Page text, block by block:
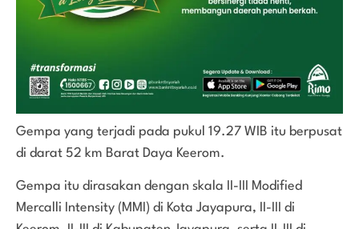
Gempa yang terjadi pada pukul 19.27 WIB itu berpusat
di darat 52 km Barat Daya Keerom.
Gempa itu dirasakan dengan skala II-III Modified
Mercalli Intensity (MMI) di Kota Jayapura, II-III di